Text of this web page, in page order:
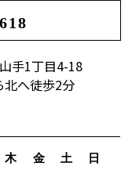
手1丁目4-18
北へ徒歩2分
木 金 土 日